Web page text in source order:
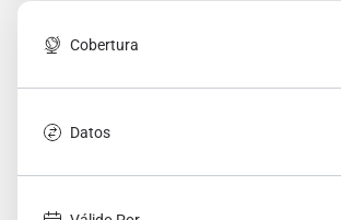
Cobertura
Datos